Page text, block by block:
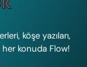
köşe yazıları,
konuda Flow!